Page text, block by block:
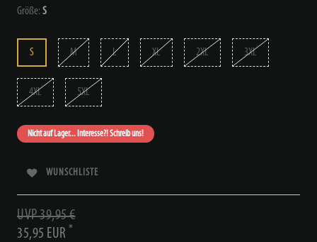
Größe: S
S M L XL 2XL 3XL
4XL 5XL
Nicht auf Lager... Interesse?! Schreib uns!
WUNSCHLISTE
UVP 39,95 €
35,95 EUR *